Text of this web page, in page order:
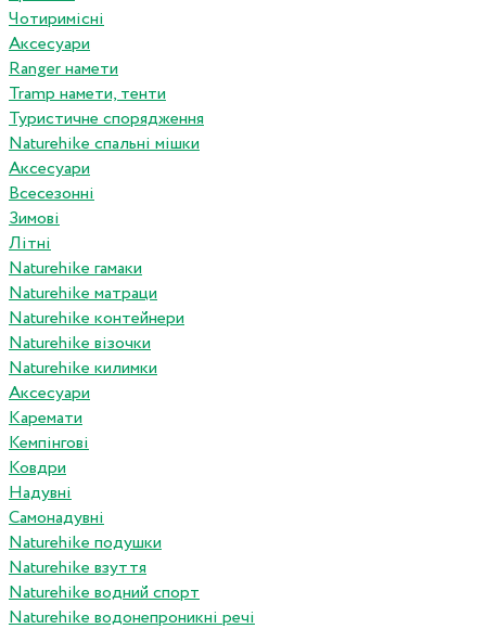
Чотиримісні
Аксесуари
Ranger намети
Tramp намети, тенти
Туристичне спорядження
Naturehike спальні мішки
Аксесуари
Всесезонні
Зимові
Літні
Naturehike гамаки
Naturehike матраци
Naturehike контейнери
Naturehike візочки
Naturehike килимки
Аксесуари
Каремати
Кемпінгові
Ковдри
Надувні
Самонадувні
Naturehike подушки
Naturehike взуття
Naturehike водний спорт
Naturehike водонепроникні речі